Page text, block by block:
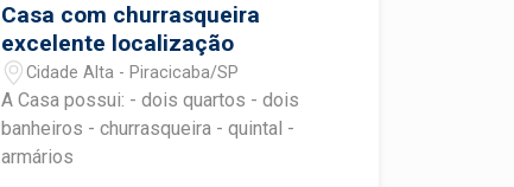
Casa com churrasqueira
excelente localização
Cidade Alta - Piracicaba/SP
A Casa possui: - dois quartos - dois
banheiros - churrasqueira - quintal -
armários